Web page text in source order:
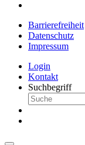
Barrierefreiheit
Datenschutz
Impressum
Login
Kontakt
Suchbegriff